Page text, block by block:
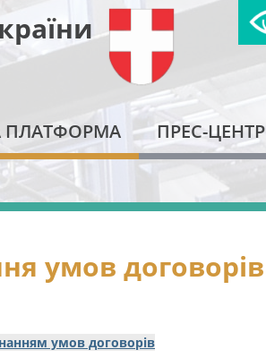
ПЛАТФОРМА
ПРЕС-ЦЕНТР
умов договорів
умов договорів